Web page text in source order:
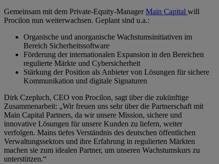
Gemeinsam mit dem Private-Equity-ManagerMain Capital will
Procilon nun weiterwachsen. Geplant sind u.a.:
Organische und anorganische Wachstumsinitiativen im
Bereich Sicherheitssoftware
Förderung der internationalen Expansion in den Bereichen
regulierte Märkte und Cybersicherheit
Stärkung der Position als Anbieter von Lösungen für sichere
Kommunikation und digitale Signaturen
Dirk Czepluch, CEO von Procilon, sagt über die zukünftige
Zusammenarbeit: „Wir freuen uns sehr über die Partnerschaft mit
Main Capital Partners, da wir unsere Mission, sichere und
innovative Lösungen für unsere Kunden zu liefern, weiter
verfolgen. Mains tiefes Verständnis des deutschen öffentlichen
Verwaltungssektors und ihre Erfahrung in regulierten Märkten
machen sie zum idealen Partner, um unseren Wachstumskurs zu
unterstützen.“